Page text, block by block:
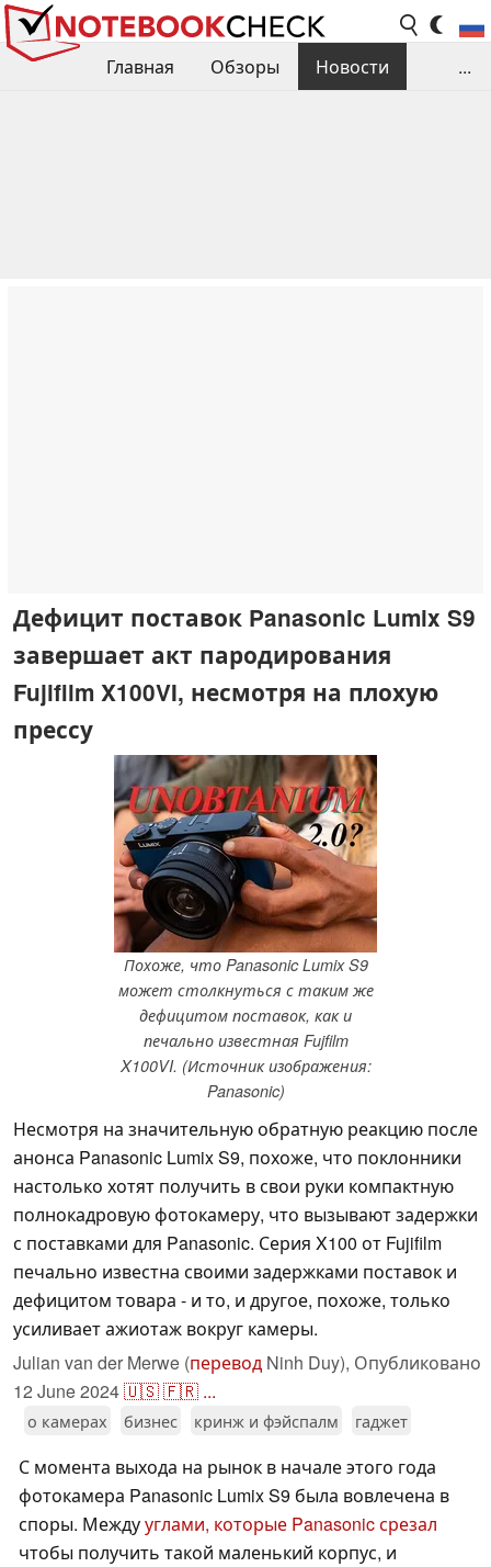
Главная Обзоры
Новости
...
Дефицит поставок Panasonic Lumix S9
завершает акт пародирования
Fujifilm X100VI, несмотря на плохую
прессу
Похоже, что Panasonic Lumix S9
может столкнуться с таким же
дефицитом поставок, как и
печально известная Fujfilm
X100VI. (Источник изображения:
Panasonic)
Несмотря на значительную обратную реакцию после
анонса Panasonic Lumix S9, похоже, что поклонники
настолько хотят получить в свои руки компактную
полнокадровую фотокамеру, что вызывают задержки
с поставками для Panasonic. Серия X100 от Fujifilm
печально известна своими задержками поставок и
дефицитом товара - и то, и другое, похоже, только
усиливает ажиотаж вокруг камеры.
Julian van der Merwe (перевод Ninh Duy), Опубликовано
12 June 2024🇺🇸🇫🇷 ...
о камерах бизнес кринж и фэйспалм гаджет
С момента выхода на рынок в начале этого года
фотокамера Panasonic Lumix S9 была вовлечена в
споры. Междууглами, которые Panasonic срезал
чтобы получить такой маленький корпус, и